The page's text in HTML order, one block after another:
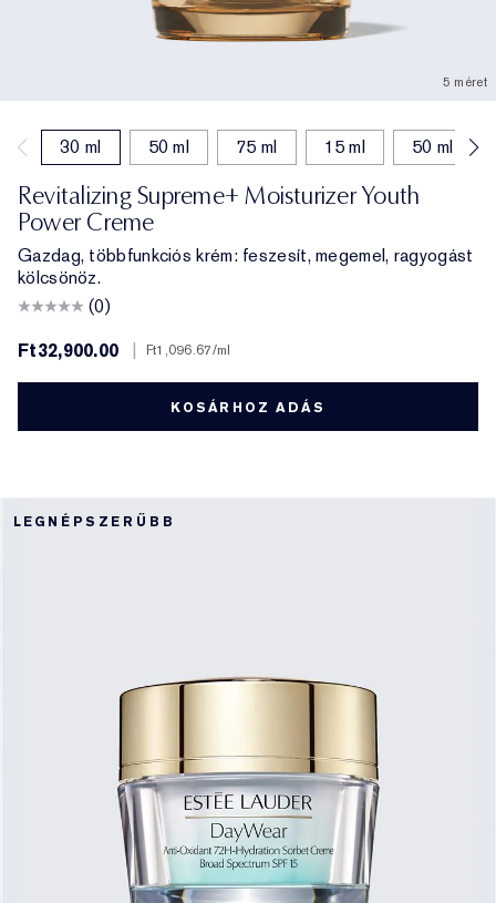
5 méret
30 ml 50 ml 75 ml 15 ml 50 ml
Revitalizing Supreme+ Moisturizer Youth
Power Creme
Gazdag, többfunkciós krém: feszesít, megemel, ragyogást
kölcsönöz.
(0)
Ft32,900.00
Ft1,096.67/ml
KOSÁRHOZ ADÁS
LEGNÉPSZERŰBB